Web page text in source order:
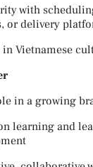
with
or delivery
in Vietnamese
in a growing
learning and